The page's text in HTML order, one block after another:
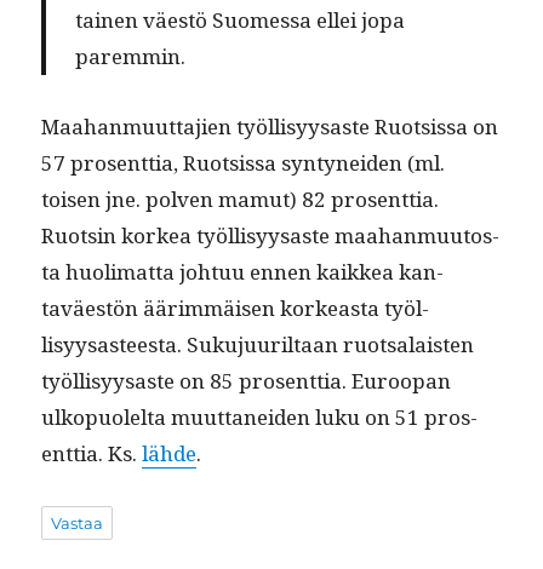
tainen väestö Suomes­sa ellei jopa
paremmin.
Maa­han­muut­ta­jien työl­lisyysaste Ruot­sis­sa on
57 pros­ent­tia, Ruot­sis­sa syn­tynei­den (ml.
toisen jne. pol­ven mamut) 82 pros­ent­tia.
Ruotsin korkea työl­lisyysaste maa­han­muu­tos­
ta huoli­mat­ta johtuu ennen kaikkea kan­
taväestön äärim­mäisen korkeas­ta työl­
lisyysas­teesta. Suku­ju­uril­taan ruot­salais­ten
työl­lisyysaste on 85 pros­ent­tia. Euroopan
ulkop­uolelta muut­tanei­den luku on 51 pros­
ent­tia. Ks.lähde.
Vastaa